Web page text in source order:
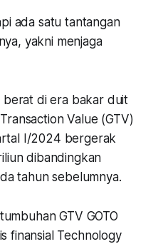
ada satu tantangan
yakni menjaga
berat di era bakar duit
Value (GTV)
I/2024 bergerak
dibandingkan
tahun sebelumnya.
GTV GOTO
finansial Technology